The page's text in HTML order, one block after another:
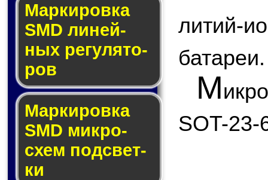
Маркировка
SMD ли­ней­
ных ре­гу­ля­то­
ров
Маркировка
SMD мик­ро­
схем под­свет­
ки
литий-
батареи.
М
SOT-23-